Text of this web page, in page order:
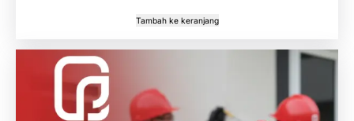
Tambah ke keranjang